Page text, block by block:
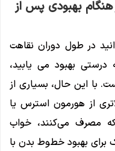
هنگام بهبودی پس از
در طول دوران نقاهت
بهبود می ‌یابید،
با این حال، بسیاری از
از هورمون استرس یا
مصرف می‌کنند، خواب
برای بهبود خطوط بدن با